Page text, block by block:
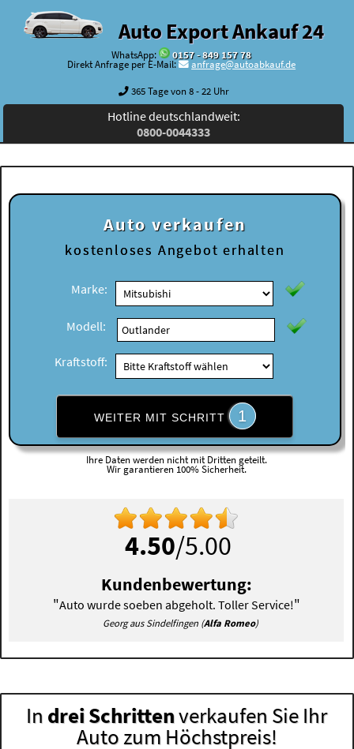
Auto Export Ankauf 24
WhatsApp:
0157 - 849 157 78
Direkt Anfrage per E-Mail:
anfrage@autoabkauf.de
365 Tage von 8 - 22 Uhr
Hotline deutschlandweit:
0800-0044333
Auto verkaufen
kostenloses Angebot erhalten
Marke:
Modell:
Kraftstoff:
WEITER MIT SCHRITT 1
Ihre Daten werden nicht mit Dritten geteilt.
Wir garantieren 100% Sicherheit.
4.50/5.00
Kundenbewertung:
"Auto wurde soeben abgeholt. Toller Service!"
Georg aus Sindelfingen (Alfa Romeo)
In drei Schrittenverkaufen Sie Ihr
Auto zum Höchstpreis!